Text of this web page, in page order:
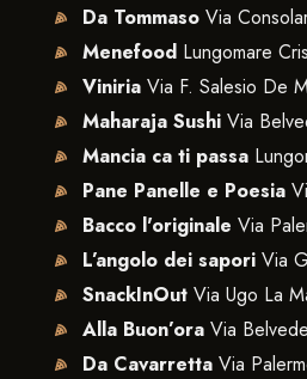
Da TommasoVia
Menefood Lungomare
Viniria Via F. Salesio De
Maharaja Sushi Via
Mancia ca ti passa
Pane Panelle e Poesia
Bacco l'originale Via
L’angolo dei saporiVia
SnackInOutVia Ugo La
Alla Buon’oraVia
Da CavarrettaVia